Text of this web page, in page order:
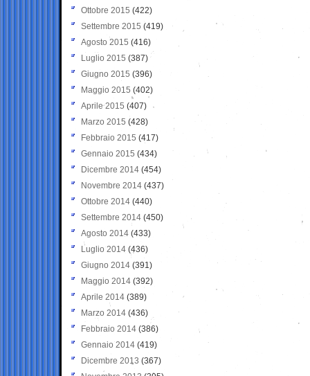
Ottobre 2015 (422)
Settembre 2015 (419)
Agosto 2015 (416)
Luglio 2015 (387)
Giugno 2015 (396)
Maggio 2015 (402)
Aprile 2015 (407)
Marzo 2015 (428)
Febbraio 2015 (417)
Gennaio 2015 (434)
Dicembre 2014 (454)
Novembre 2014 (437)
Ottobre 2014 (440)
Settembre 2014 (450)
Agosto 2014 (433)
Luglio 2014 (436)
Giugno 2014 (391)
Maggio 2014 (392)
Aprile 2014 (389)
Marzo 2014 (436)
Febbraio 2014 (386)
Gennaio 2014 (419)
Dicembre 2013 (367)